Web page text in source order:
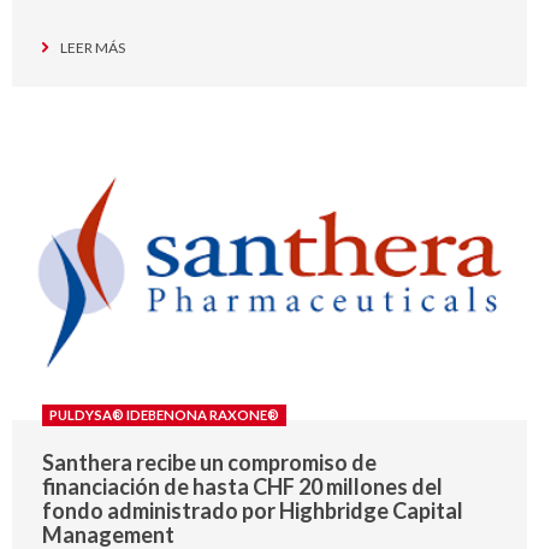
LEER MÁS
PULDYSA® IDEBENONA RAXONE®
Santhera recibe un compromiso de
financiación de hasta CHF 20 millones del
fondo administrado por Highbridge Capital
Management